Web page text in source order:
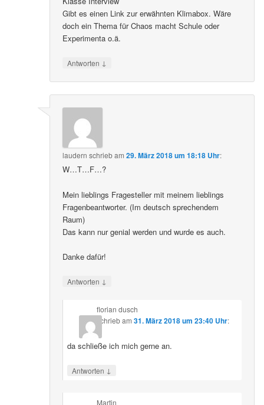
Gibt es einen Link zur erwähnten Klimabox. Wäre
doch ein Thema für Chaos macht Schule oder
Experimenta o.ä.
Antworten ↓
laudern schriebam29. März 2018 um 18:18 Uhr:
W…T…F…?
Mein lieblings Fragesteller mit meinem lieblings
Fragenbeantworter. (Im deutsch sprechendem
Raum)
Das kann nur genial werden und wurde es auch.
Danke dafür!
Antworten ↓
florian dusch
schriebam 31. März 2018 um 23:40 Uhr:
da schließe ich mich gerne an.
Antworten ↓
Martin